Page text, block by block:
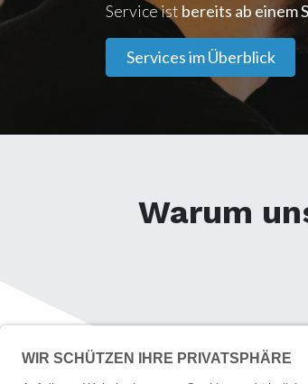
Service ist bereits ab einem
Services im Überblick
Warum